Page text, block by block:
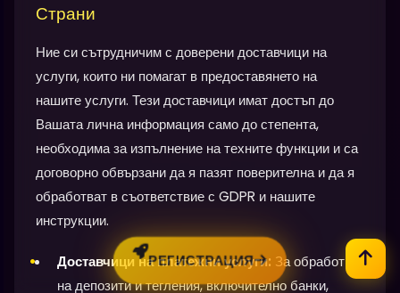
Страни
Ние си сътрудничим с доверени доставчици на
услуги, които ни помагат в предоставянето на
нашите услуги. Тези доставчици имат достъп до
Вашата лична информация само до степента,
необходима за изпълнение на техните функции и са
договорно обвързани да я пазят поверителна и да я
обработват в съответствие с GDPR и нашите
инструкции.
Доставчици на платежни услуги: За обработка
на депозити и тегления, включително банки,
РЕГИСТРАЦИЯ